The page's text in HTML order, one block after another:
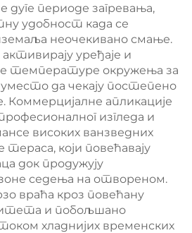
периоде загревања,
удобност када се
неочекивано смање.
уређаје и
температуре окружења за
да чекају постепено
Коммерцијалне апликације
изгледа и
високих ванзведних
тераса, који повећавају
док продужују
седења на отвореном.
враћа кроз повећану
и побољшано
хладнијих временских